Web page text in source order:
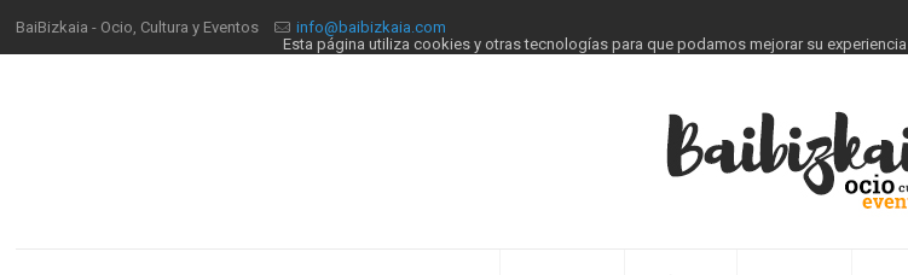
BaiBizkaia - Ocio, Cultura y Eventos info@baibizkaia.com
Esta página utiliza cookies y otras tecnologías para que podamos mejorar su